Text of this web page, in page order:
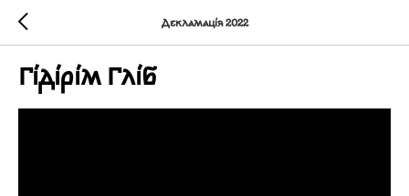
Декламація 2022
Гідірім Гліб